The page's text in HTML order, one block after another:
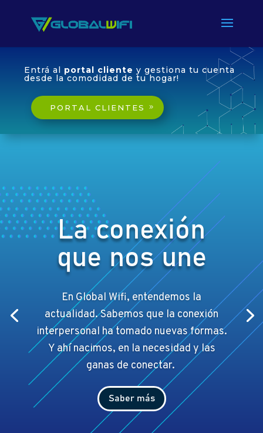
Entrá al portal cliente y gestiona tu cuenta
desde la comodidad de tu hogar!
PORTAL CLIENTES
La conexión
que nos une
En Global Wifi, entendemos la
actualidad. Sabemos que la conexión
interpersonal ha tomado nuevas formas.
Y ahí nacimos, en la necesidad y las
ganas de conectar.
Saber más